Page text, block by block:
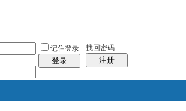
记住登录
登录
找回密码
注册